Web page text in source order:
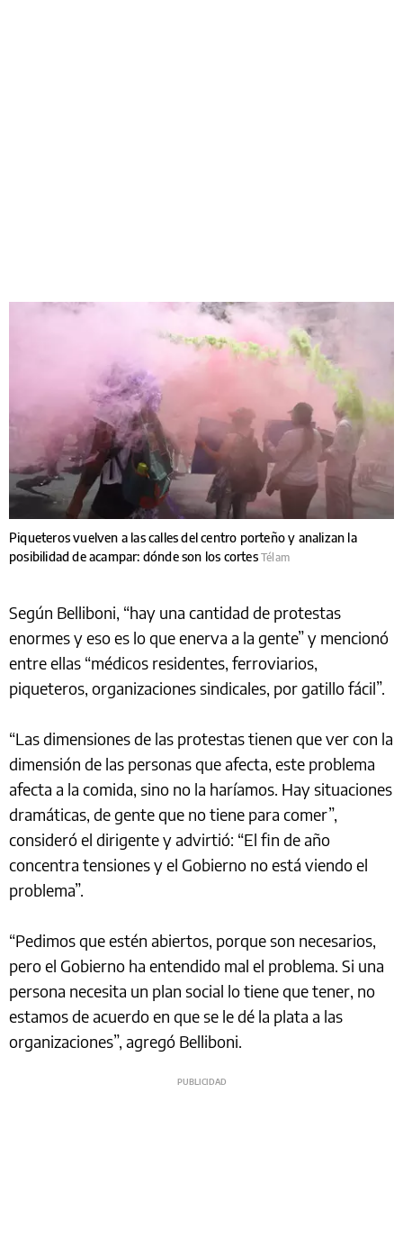
Piqueteros vuelven a las calles del centro porteño y analizan la
posibilidad de acampar: dónde son los cortes Télam
Según Belliboni, “hay una cantidad de protestas
enormes y eso es lo que enerva a la gente” y mencionó
entre ellas “médicos residentes, ferroviarios,
piqueteros, organizaciones sindicales, por gatillo fácil”.
“Las dimensiones de las protestas tienen que ver con la
dimensión de las personas que afecta, este problema
afecta a la comida, sino no la haríamos. Hay situaciones
dramáticas, de gente que no tiene para comer”,
consideró el dirigente y advirtió: “El fin de año
concentra tensiones y el Gobierno no está viendo el
problema”.
“Pedimos que estén abiertos, porque son necesarios,
pero el Gobierno ha entendido mal el problema. Si una
persona necesita un plan social lo tiene que tener, no
estamos de acuerdo en que se le dé la plata a las
organizaciones”, agregó Belliboni.